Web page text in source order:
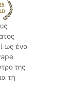
ως ένα
της
τη